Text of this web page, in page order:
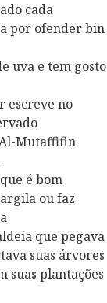
cada
por ofender bin
uva e tem gosto
escreve no
Mutaffifin
é bom
ou faz
que pegava
suas árvores
suas plantações